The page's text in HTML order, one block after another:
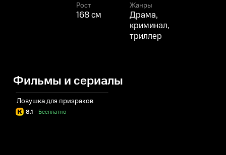
Рост
168 см
Жанры
Драма,
криминал,
триллер
Фильмы и сериалы
Ловушка для призраков
8.1 Бесплатно
·